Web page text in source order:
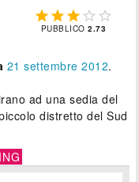
    
PUBBLICO2.73
21 settembre 2012.
ad una sedia del
distretto del Sud